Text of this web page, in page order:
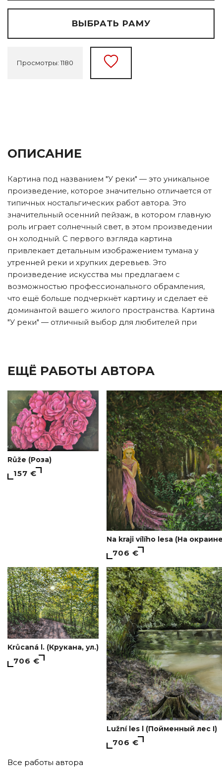
ВЫБРАТЬ РАМУ
Просмотры: 1180
ОПИСАНИЕ
Картина под названием "У реки" — это уникальное
произведение, которое значительно отличается от
типичных ностальгических работ автора. Это
значительный осенний пейзаж, в котором главную
роль играет солнечный свет, в этом произведении
он холодный. С первого взгляда картина
привлекает детальным изображением тумана у
утренней реки и хрупких деревьев. Это
произведение искусства мы предлагаем с
возможностью профессионального обрамления,
что ещё больше подчеркнёт картину и сделает её
доминантой вашего жилого пространства. Картина
"У реки" — отличный выбор для любителей при
ЕЩЁ РАБОТЫ АВТОРА
Růže (Роза)
157 €
Na kraji vílího lesa (На
706 €
Krůcaná l. (Крукана, ул.)
706 €
Lužní les l (Пойменный лес I)
706 €
Все работы автора